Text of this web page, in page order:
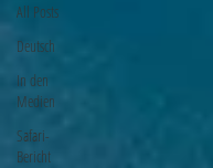
All Posts
Deutsch
In den
Medien
Safari-
Bericht